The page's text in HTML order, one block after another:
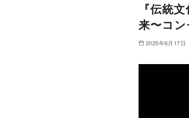
『伝統
来〜コ
2025年6月17日